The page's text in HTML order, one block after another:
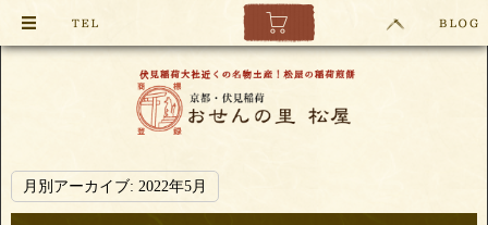
月別アーカイブ: 2022年5月